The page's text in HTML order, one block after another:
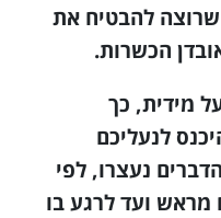
להבטיח את
הכשרות.
מידית, כך
לנעליכם
נעצרו, לפי
מראש ועד לרגע בו